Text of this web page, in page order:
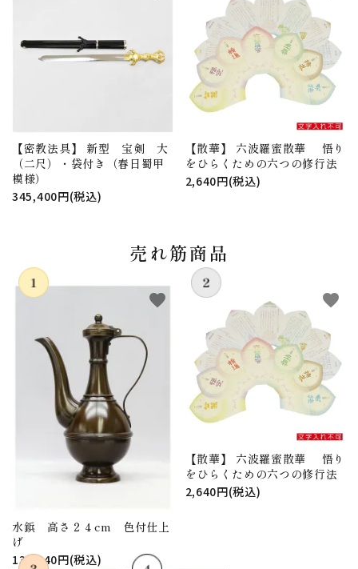
【密教法具】 新型 宝剣 大
（二尺）・袋付き（春日蜀甲
模様）
345,400円(税込)
【散華】 六波羅蜜散華 悟り
をひらくための六つの修行法
2,640円(税込)
売れ筋商品
水鋲 高さ２４cm 色付仕上
げ
130,240円(税込)
favorite
【散華】 六波羅蜜散華 悟り
をひらくための六つの修行法
2,640円(税込)
favorite